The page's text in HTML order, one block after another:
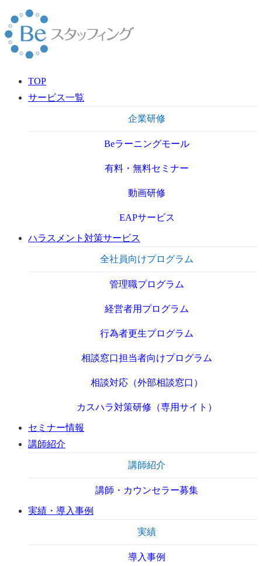
TOP
サービス一覧
企業研修
Beラーニングモール
有料・無料セミナー
動画研修
EAPサービス
ハラスメント対策サービス
全社員向けプログラム
管理職プログラム
経営者用プログラム
行為者更生プログラム
相談窓口担当者向けプログラム
相談対応（外部相談窓口）
カスハラ対策研修（専用サイト）
セミナー情報
講師紹介
講師紹介
講師・カウンセラー募集
実績・導入事例
実績
導入事例